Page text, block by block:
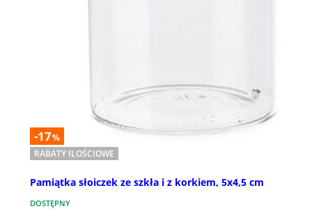
-17%
RABATY ILOŚCIOWE
Pamiątka słoiczek ze szkła i z korkiem, 5x4,5 cm
DOSTĘPNY